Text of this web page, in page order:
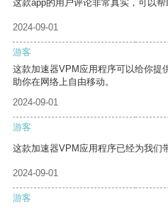
这款app的用户评论非常真实，可以帮
2024-09-01
游客
这款加速器VPM应用程序可以给你提
助你在网络上自由移动。
2024-09-01
游客
这款加速器VPM应用程序已经为我们
2024-09-01
游客